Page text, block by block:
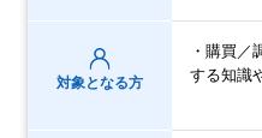
対象となる方
・購買／
する知識